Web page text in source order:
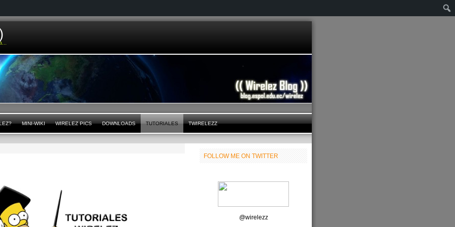
MINI-WIKI WIRELEZ PICS DOWNLOADS TUTORIALES TWIRELEZZ
BLOG
FOLLOW ME ON TWITTER
@wirelezz